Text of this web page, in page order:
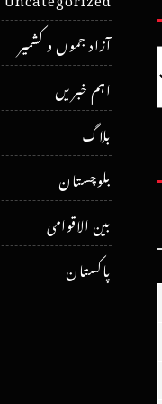
آزاد جموں و کشمیر
اہم خبریں
بلاگ
بلوچستان
بین الاقوامی
پاکستان